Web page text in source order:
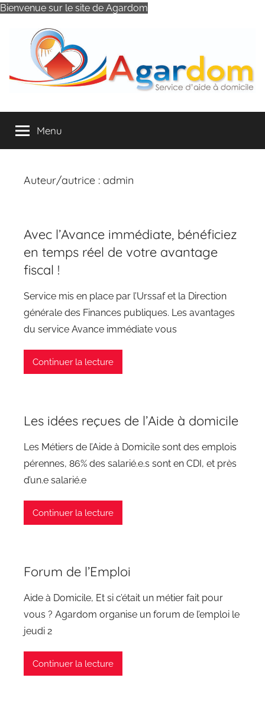
Bienvenue sur le site de Agardom
contenu
AGARDOM
Domicile
Menu
Auteur/autrice : admin
Avec l’Avance immédiate, bénéficiez
en temps réel de votre avantage
fiscal !
Service mis en place par l’Urssaf et la Direction
générale des Finances publiques. Les avantages
du service Avance immédiate vous
Continuer la lecture
Les idées reçues de l’Aide à domicile
Les Métiers de l’Aide à Domicile sont des emplois
pérennes, 86% des salarié.e.s sont en CDI, et près
d’un.e salarié.e
Continuer la lecture
Forum de l’Emploi
Aide à Domicile, Et si c’était un métier fait pour
vous ? Agardom organise un forum de l’emploi le
jeudi 2
Continuer la lecture